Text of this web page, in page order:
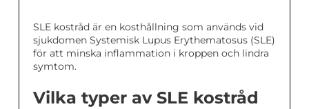
SLE kostråd är en kosthållning som används vid
sjukdomen Systemisk Lupus Erythematosus (SLE)
för att minska inflammation i kroppen och lindra
symtom.
Vilka typer av SLE kostråd